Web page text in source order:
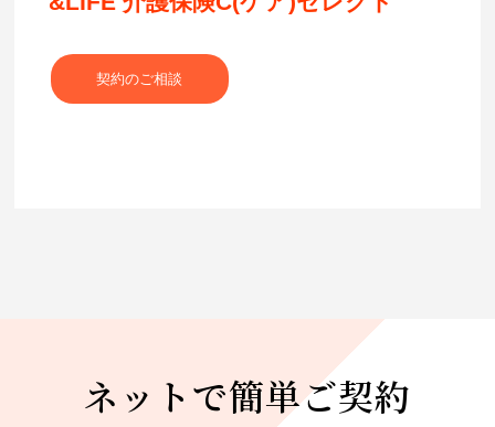
契約のご相談
ネットで簡単ご契約